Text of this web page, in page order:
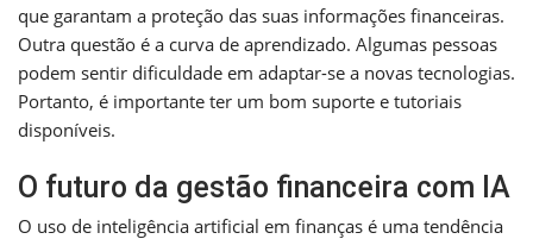
que garantam a proteção das suas informações financeiras.
Outra questão é a curva de aprendizado. Algumas pessoas
podem sentir dificuldade em adaptar-se a novas tecnologias.
Portanto, é importante ter um bom suporte e tutoriais
disponíveis.
O futuro da gestão financeira com IA
O uso de inteligência artificial em finanças é uma tendência